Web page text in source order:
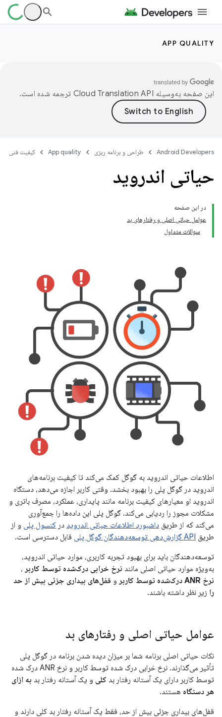
APP QUALITY
این صفحه به‌وسیله ترجمه شده است.
Android Developers طراحی و برنامه ریزی App quality کیفیت فنی
حیاتی اندروید
در این صفحه
عوامل حیاتی اصلی و رفتارهای بد
سوالات متداول
اطلاعات حیاتی اندروید به گوگل کمک می‌کند تا کیفیت برنامه‌های
اندروید در گوگل پلی را بهبود بخشد. وقتی کاربر اجازه می‌دهد، دستگاه
اندروید او معیارهای کیفیت برنامه مانند پایداری، عملکرد، مصرف باتری و
مشکلات مجوز را ردیابی می‌کند. گوگل پلی این داده‌ها را جمع‌آوری
می‌کند که از طریق داشبورد اطلاعات حیاتی اندروید در کنسول پلی و از
طریق API گزارش‌دهی توسعه‌دهندگان گوگل پلی
قابل دسترسی است.
توسعه‌دهندگان باید برای بهبود تجربه کاربری، موارد حیاتی اندروید،
به‌ویژه موارد حیاتی اصلی مانند نرخ خرابی درک‌شده توسط کاربر ،
نرخ ANR درک‌شده توسط کاربر
و قفل‌های بیداری جزئی بیش از حد
را زیر نظر داشته باشند.
عوامل حیاتی اصلی و رفتارهای بد
نکات حیاتی اصلی برنامه شما بر میزان دیده شدن برنامه در گوگل پلی
تأثیر می‌گذارند. نرخ خرابی درک شده توسط کاربر و نرخ ANR درک شده
توسط کاربر دارای یک آستانه رفتار بد کلی و یک آستانه رفتار بد به ازای
هر دستگاه هستند.
قفل‌های بیداری جزئی بیش از حد، فقط یک آستانه رفتار بد کلی دارند و